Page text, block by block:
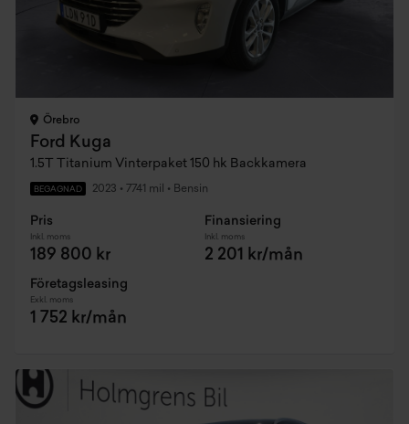
Örebro
Ford Kuga
1.5T Titanium Vinterpaket 150 hk Backkamera
BEGAGNAD 2023 • 7741 mil • Bensin
Pris
Inkl. moms
189 800 kr
Finansiering
Inkl. moms
2 201 kr/mån
Företagsleasing
Exkl. moms
1 752 kr/mån